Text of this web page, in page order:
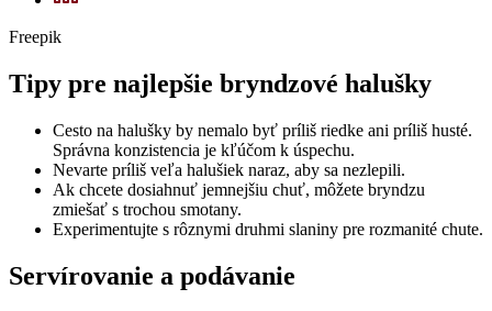
Freepik
Tipy pre najlepšie bryndzové halušky
Cesto na halušky by nemalo byť príliš riedke ani príliš husté.
Správna konzistencia je kľúčom k úspechu.
Nevarte príliš veľa halušiek naraz, aby sa nezlepili.
Ak chcete dosiahnuť jemnejšiu chuť, môžete bryndzu
zmiešať s trochou smotany.
Experimentujte s rôznymi druhmi slaniny pre rozmanité chute.
Servírovanie a podávanie